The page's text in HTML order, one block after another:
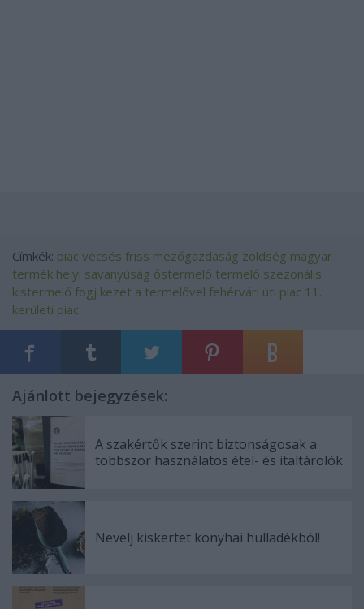
Címkék: piac vecsés friss mezőgazdaság zöldség magyar
termék helyi savanyúság őstermelő termelő szezonális
kistermelő fogj kezet a termelővel fehérvári úti piac 11.
kerületi piac
Ajánlott bejegyzések:
A szakértők szerint biztonságosak a
többször használatos étel- és italtárolók
Nevelj kiskertet konyhai hulladékból!